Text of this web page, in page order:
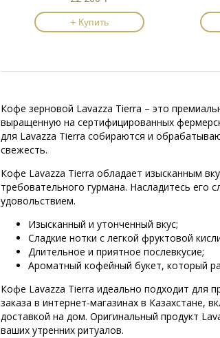
+ Купить
Кофе зерновой Lavazza Tierra – это
выращенную на сертифицированных
для Lavazza Tierra собираются и
свежесть.
Кофе Lavazza Tierra обладает изысканным
требовательного гурмана. Насладитесь
удовольствием.
Изысканный и утонченный вкус;
Сладкие нотки с легкой фруктовой
Длительное и приятное послевкусие;
Ароматный кофейный букет, который
Кофе Lavazza Tierra идеально подходит для
заказа в интернет-магазинах в Казахстане,
доставкой на дом. Оригинальный продукт
ваших утренних ритуалов.